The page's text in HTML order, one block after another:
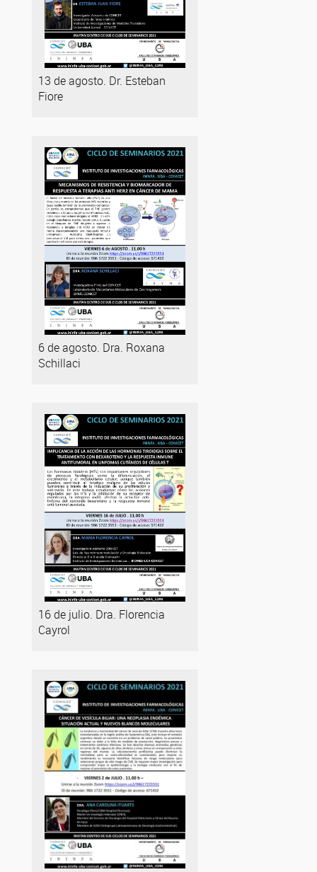
13 de agosto. Dr. Esteban
Fiore
6 de agosto. Dra. Roxana
Schillaci
16 de julio. Dra. Florencia
Cayrol